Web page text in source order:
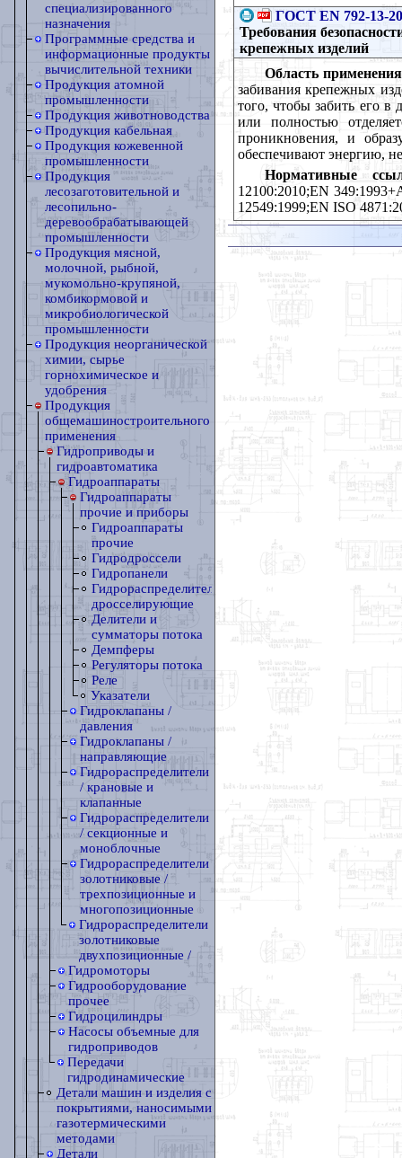
специализированного
назначения
Программные средства и
информационные продукты
вычислительной техники
Продукция атомной
промышленности
Продукция животноводства
Продукция кабельная
Продукция кожевенной
промышленности
Продукция
лесозаготовительной и
лесопильно-
деревообрабатывающей
промышленности
Продукция мясной,
молочной, рыбной,
мукомольно-крупяной,
комбикормовой и
микробиологической
промышленности
Продукция неорганической
химии, сырье
горнохимическое и
удобрения
Продукция
общемашиностроительного
применения
Гидроприводы и
гидроавтоматика
Гидроаппараты
Гидроаппараты
прочие и приборы
Гидроаппараты
прочие
Гидродроссели
Гидропанели
Гидрораспределители
дросселирующие
Делители и
сумматоры потока
Демпферы
Регуляторы потока
Реле
Указатели
Гидроклапаны /
давления
Гидроклапаны /
направляющие
Гидрораспределители
/ крановые и
клапанные
Гидрораспределители
/ секционные и
моноблочные
Гидрораспределители
золотниковые /
трехпозиционные и
многопозиционные
Гидрораспределители
золотниковые
двухпозиционные /
Гидромоторы
Гидрооборудование
прочее
Гидроцилиндры
Насосы объемные для
гидроприводов
Передачи
гидродинамические
Детали машин и изделия с
покрытиями, наносимыми
газотермическими
методами
Детали
ГОСТ EN 792-13-
Требования
крепежных изделий
Область
забивания крепежных
того, чтобы забить его в
или полностью
проникновения, и
обеспечивают энергию,
Нормативные
12100:2010;EN
12549:1999;EN ISO